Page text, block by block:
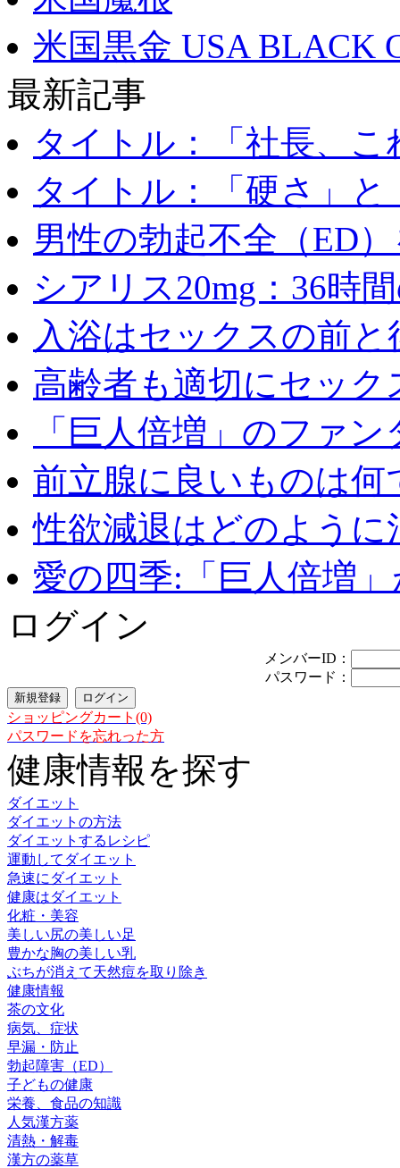
米国黒金 USA BLACK
最新記事
タイトル：「社長、こ
タイトル：「硬さ」と
男性の勃起不全（ED
シアリス20mg：36時
入浴はセックスの前と
高齢者も適切にセック
「巨人倍増」のファ
前立腺に良いものは何
性欲減退はどのように
愛の四季:「巨人倍増
ログイン
メンバーID：
パスワード：
ショッピングカート(0)
パスワードを忘れった方
健康情報を探す
ダイエット
ダイエットの方法
ダイエットするレシピ
運動してダイエット
急速にダイエット
健康はダイエット
化粧・美容
美しい尻の美しい足
豊かな胸の美しい乳
ぶちが消えて天然痘を取り除き
健康情報
茶の文化
病気、症状
早漏・防止
勃起障害（ED）
子どもの健康
栄養、食品の知識
人気漢方薬
清熱・解毒
漢方の薬草